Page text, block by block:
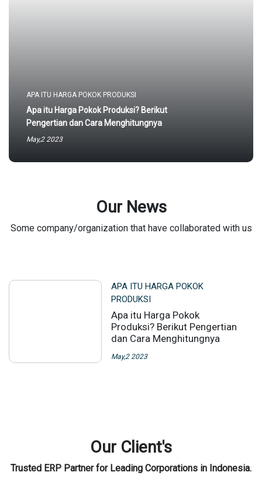
APA ITU HARGA POKOK PRODUKSI
Apa itu Harga Pokok Produksi? Berikut
Pengertian dan Cara Menghitungnya
May,2 2023
Our News
Some company/organization that have collaborated with us
APA ITU HARGA POKOK
PRODUKSI
Apa itu Harga Pokok
Produksi? Berikut Pengertian
dan Cara Menghitungnya
May,2 2023
Our Client's
Trusted ERP Partner for Leading Corporations in Indonesia.